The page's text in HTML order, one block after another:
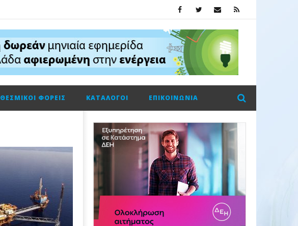
ΘΕΣΜΙΚΟΊ ΦΟΡΕΊΣ ΚΑΤΆΛΟΓΟΙ ΕΠΙΚΟΙΝΩΝΊΑ